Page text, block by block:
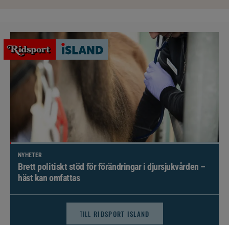
NYHETER
Brett politiskt stöd för förändringar i djursjukvården –
häst kan omfattas
TILL RIDSPORT ISLAND